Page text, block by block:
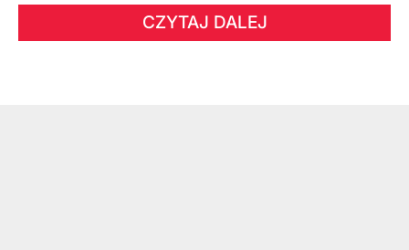
CZYTAJ DALEJ